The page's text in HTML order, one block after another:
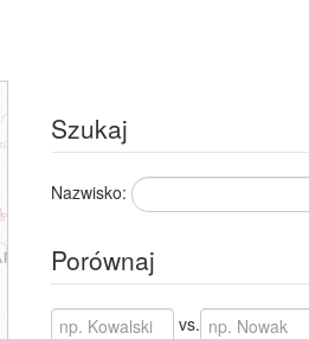
Szukaj
Nazwisko:
Porównaj
vs.